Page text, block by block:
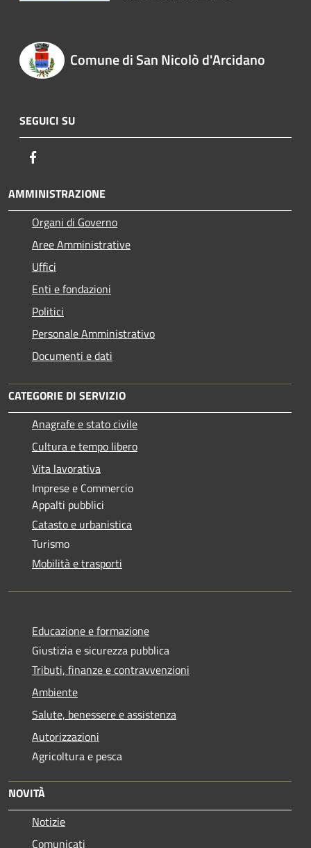
Comune di San Nicolò d'Arcidano
SEGUICI SU
AMMINISTRAZIONE
Organi di Governo
Aree Amministrative
Uffici
Enti e fondazioni
Politici
Personale Amministrativo
Documenti e dati
CATEGORIE DI SERVIZIO
Anagrafe e stato civile
Cultura e tempo libero
Vita lavorativa
Imprese e Commercio
Appalti pubblici
Catasto e urbanistica
Turismo
Mobilità e trasporti
Educazione e formazione
Giustizia e sicurezza pubblica
Tributi, finanze e contravvenzioni
Ambiente
Salute, benessere e assistenza
Autorizzazioni
Agricoltura e pesca
NOVITÀ
Notizie
Comunicati